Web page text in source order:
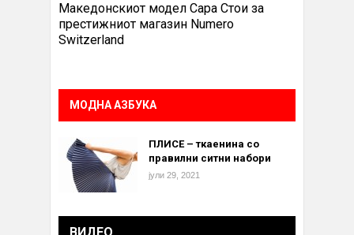
Македонскиот модел Сара Стои за
престижниот магазин Numero
Switzerland
МОДНА АЗБУКА
ПЛИСЕ – ткаенина со
правилни ситни набори
јули 29, 2021